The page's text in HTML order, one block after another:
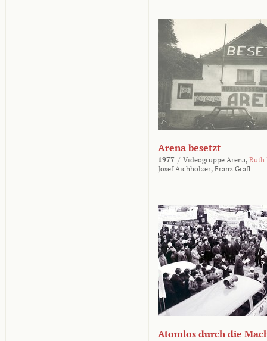
Arena besetzt
1977 / Videogruppe Arena, Ruth
Josef Aichholzer, Franz Grafl
Atomlos durch die